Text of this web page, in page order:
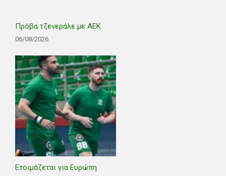
Πρόβα τζενεράλε με ΑΕΚ
06/08/2026
Ετοιμάζεται για Ευρώπη